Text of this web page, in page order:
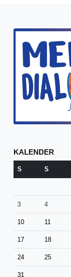
KALENDER
S S
3 4
10 11
17 18
24 25
31